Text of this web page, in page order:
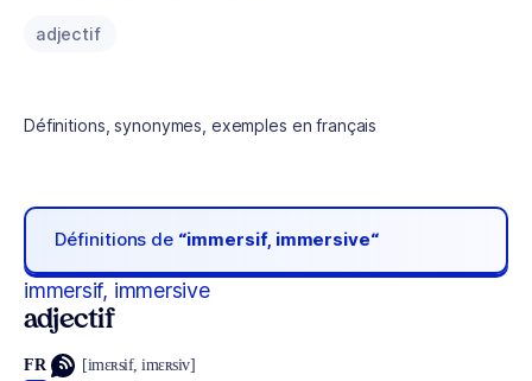
adjectif
Définitions, synonymes, exemples en français
Définitions de “immersif, immersive“
immersif, immersive
adjectif
FR [imɛʀsif, imɛʀsiv]